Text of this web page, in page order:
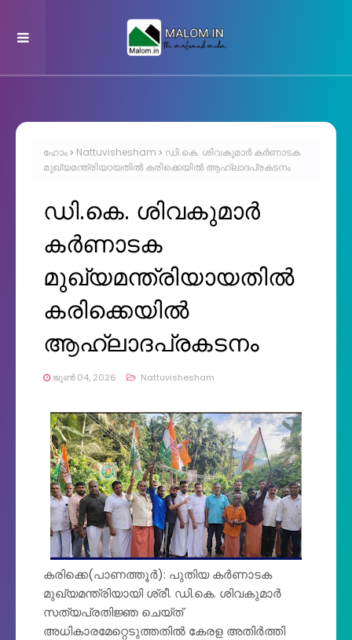
ഹോം Nattuvishesham
ഡി.കെ. ശിവകുമാർ കർണാടക
മുഖ്യമന്ത്രിയായതിൽ കരിക്കെയിൽ ആഹ്ലാദപ്രകടനം
ഡി.കെ. ശിവകുമാർ
കർണാടക
മുഖ്യമന്ത്രിയായതിൽ
കരിക്കെയിൽ
ആഹ്ലാദപ്രകടനം
ജൂൺ 04, 2026 Nattuvishesham
കരിക്കെ(പാണത്തൂർ): പുതിയ കർണാടക
മുഖ്യമന്ത്രിയായി ശ്രീ. ഡി.കെ. ശിവകുമാർ
സത്യപ്രതിജ്ഞ ചെയ്ത്
അധികാരമേറ്റെടുത്തതിൽ കേരള അതിർത്തി